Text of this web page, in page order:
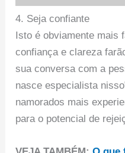
4. Seja confiante
Isto é obviamente mais
confiança e clareza
sua conversa com a
nasce especialista
namorados mais
para o potencial de